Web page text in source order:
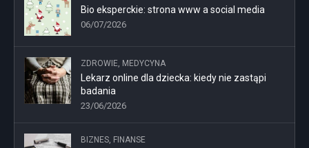
Bio eksperckie: strona www a social media
06/07/2026
ZDROWIE, MEDYCYNA
Lekarz online dla dziecka: kiedy nie zastąpi
badania
23/06/2026
BIZNES, FINANSE